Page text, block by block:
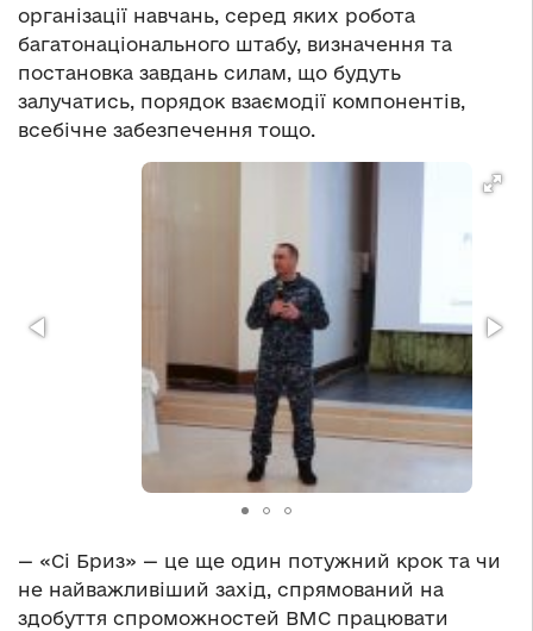
організації навчань, серед яких робота
багатонаціонального штабу, визначення та
постановка завдань силам, що будуть
залучатись, порядок взаємодії компонентів,
всебічне забезпечення тощо.
— «Сі Бриз» — це ще один потужний крок та чи
не найважливіший захід, спрямований на
здобуття спроможностей ВМС працювати